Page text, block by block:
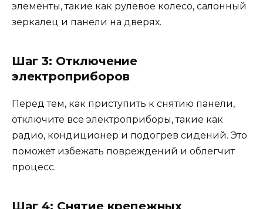
элементы, такие как рулевое колесо, салонный
зеркалец и панели на дверях.
Шаг 3: Отключение
электроприборов
Перед тем, как приступить к снятию панели,
отключите все электроприборы, такие как
радио, кондиционер и подогрев сидений. Это
поможет избежать повреждений и облегчит
процесс.